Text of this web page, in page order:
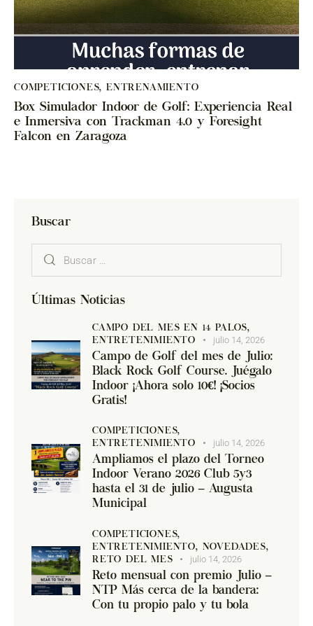
COMPETICIONES,ENTRENAMIENTO
Box Simulador Indoor de Golf: Experiencia Real
e Inmersiva con Trackman 4.0 y Foresight
Falcon en Zaragoza
Buscar
Últimas Noticias
CAMPO DEL MES EN 14 PALOS,
ENTRETENIMIENTO
julio 14, 2026
Campo de Golf del mes de Julio:
Black Rock Golf Course. Juégalo
Indoor ¡Ahora solo 10€! ¡Socios
Gratis!
COMPETICIONES,
ENTRETENIMIENTO
julio 14, 2026
Ampliamos el plazo del Torneo
Indoor Verano 2026 Club 5y3
hasta el 31 de julio – Augusta
Municipal
COMPETICIONES,
ENTRETENIMIENTO, NOVEDADES,
RETO DEL MES
julio 14, 2026
Reto mensual con premio Julio –
NTP Más cerca de la bandera:
Con tu propio palo y tu bola